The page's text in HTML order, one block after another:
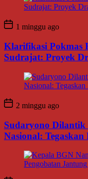
1 minggu ago
Klarifikasi Pokmas
Sudrajat: Proyek
2 minggu ago
Sudaryono Dilantik
Nasional: